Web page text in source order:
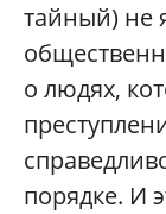
тайный) не
о людях,
порядке. И